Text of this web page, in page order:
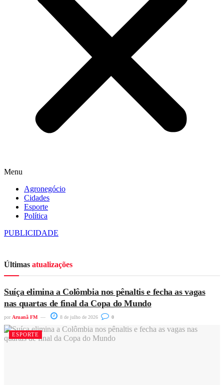
Menu
Agronegócio
Cidades
Esporte
Política
PUBLICIDADE
Últimas atualizações
Suíça elimina a Colômbia nos pênaltis e fecha as vagas
nas quartas de final da Copa do Mundo
por Aruanã FM 8 de julho de 2026 0
ESPORTE